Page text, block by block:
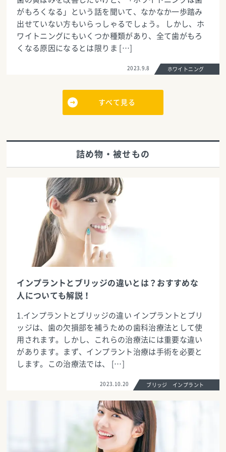
がもろくなる」という話を聞いて、なかなか一歩踏み
出せていない方もいらっしゃるでしょう。 しかし、ホ
ワイトニングにもいくつか種類があり、全て歯がもろ
くなる原因になるとは限りま […]
2023.9.8 ホワイトニング
すべて見る
詰め物・被せもの
インプラントとブリッジの違いとは？おすすめな
人についても解説！
1.インプラントとブリッジの違い インプラントとブリ
ッジは、歯の欠損部を補うための歯科治療法として使
用されます。しかし、これらの治療法には重要な違い
があります。まず、インプラント治療は手術を必要と
します。この治療法では、 […]
2023.10.20 ブリッジ インプラント